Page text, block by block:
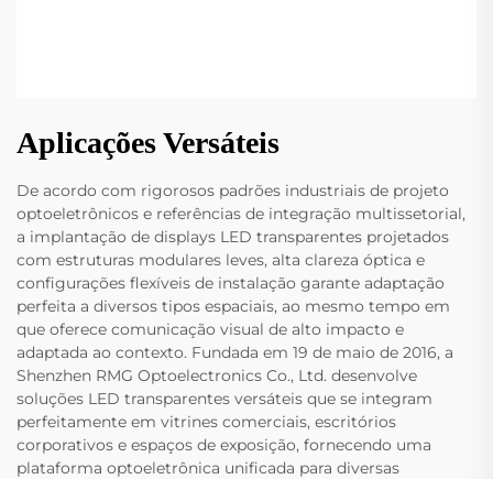
Aplicações Versáteis
De acordo com rigorosos padrões industriais de projeto
optoeletrônicos e referências de integração multissetorial,
a implantação de displays LED transparentes projetados
com estruturas modulares leves, alta clareza óptica e
configurações flexíveis de instalação garante adaptação
perfeita a diversos tipos espaciais, ao mesmo tempo em
que oferece comunicação visual de alto impacto e
adaptada ao contexto. Fundada em 19 de maio de 2016, a
Shenzhen RMG Optoelectronics Co., Ltd. desenvolve
soluções LED transparentes versáteis que se integram
perfeitamente em vitrines comerciais, escritórios
corporativos e espaços de exposição, fornecendo uma
plataforma optoeletrônica unificada para diversas